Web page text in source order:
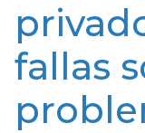
fallas